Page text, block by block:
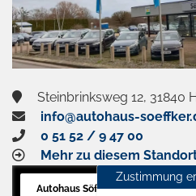
Steinbrinksweg 12, 31840
info@autohaus-
0 51 52 / 9 47 00
Mehr zu diesem
Autohaus Söffker GmbH
Zustimmung